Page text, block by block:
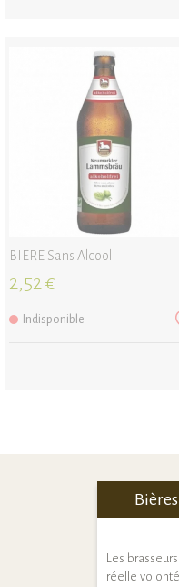
BIERE Sans Alcool
2,52 €
Indisponible
Les
réelle